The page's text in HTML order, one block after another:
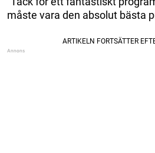
måste vara den absolut bästa